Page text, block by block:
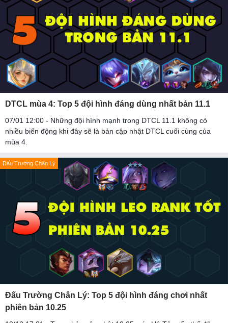
DTCL mùa 4: Top 5 đội hình đáng dùng nhất bản 11.1
07/01 12:00 - Những đội hình mạnh trong DTCL 11.1 không có
nhiều biến động khi đây sẽ là bản cập nhật DTCL cuối cùng của
mùa 4.
Đấu Trường Chân Lý
Đấu Trường Chân Lý: Top 5 đội hình đáng chơi nhất
phiên bản 10.25